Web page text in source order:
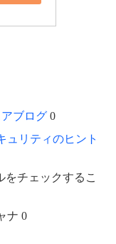
アブログ 0
ュリティのヒント
をチェックするこ
ナ 0